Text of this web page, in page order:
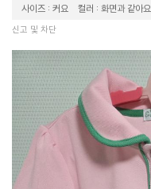
사이즈 : 커요
컬러 : 화면과 같아요
신고 및 차단